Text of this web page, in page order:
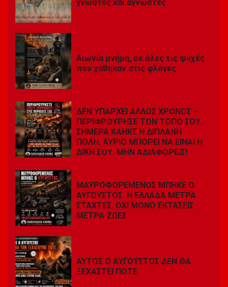
γνωστές και άγνωστες
Αιωνία μνήμη, σε όλες τις ψυχές
που χάθηκαν στις φλόγες
ΔΕΝ ΥΠΑΡΧΕΙ ΑΛΛΟΣ ΧΡΟΝΟΣ –
ΠΕΡΙΦΡΟΥΡΗΣΕ ΤΟΝ ΤΟΠΟ ΣΟΥ.
ΣΗΜΕΡΑ ΚΑΗΚΕ Η ΔΙΠΛΑΝΗ
ΠΟΛΗ. ΑΥΡΙΟ ΜΠΟΡΕΙ ΝΑ ΕΙΝΑΙ Η
ΔΙΚΗ ΣΟΥ. ΜΗΝ ΑΔΙΑΦΟΡΕΙΣ!
ΜΑΥΡΟΦΟΡΕΜΕΝΟΣ ΜΠΗΚΕ Ο
ΑΥΓΟΥΣΤΟΣ. Η ΕΛΛΑΔΑ ΜΕΤΡΑ
ΣΤΑΧΤΕΣ. ΟΧΙ ΜΟΝΟ ΕΚΤΑΣΕΙΣ.
ΜΕΤΡΑ ΖΩΕΣ
ΑΥΤΟΣ Ο ΑΥΓΟΥΣΤΟΣ ΔΕΝ ΘΑ
ΞΕΧΑΣΤΕΙ ΠΟΤΕ